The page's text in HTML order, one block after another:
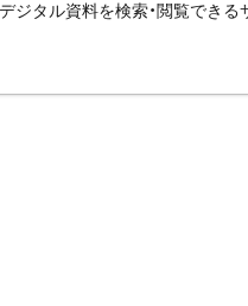
ジタル資料を検索・閲覧できる